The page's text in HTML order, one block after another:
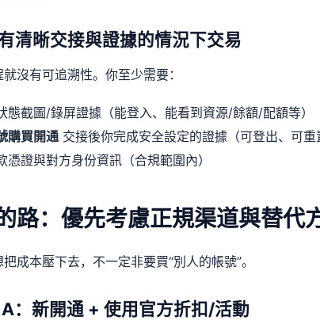
清晰交接與證據的情況下交易
沒有可追溯性。你至少需要：
態截圖/錄屏證據（能登入、能看到資源/餘額/配額等）
購買開通交接後你完成安全設定的證據（可登出、可重
憑證與對方身份資訊（合規範圍內）
路：優先考慮正規渠道與替代
成本壓下去，不一定非要買“別人的帳號”。
：新開通 + 使用官方折扣/活動